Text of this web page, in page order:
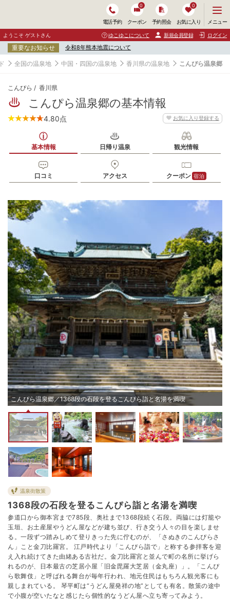
電話予約 クーポン
0
予約照会 お気に入り
0
ニ
ュ
ー
開
く
メニュー
ようこそ ゲストさん ゆこゆこについて 新規会員登録 ログイン
重要なお知らせ 令和8年熊本地震について
全国の温泉地 中国・四国の温泉地 香川県の温泉地 こんぴら温泉郷
こんぴら 香川県
こんぴら温泉郷の基本情報
お気に入り登録する
4.80点
基本情報 日帰り温泉 観光情報
口コミ アクセス クーポン 宿泊
こんぴら温泉郷／1368段の石段を登るこんぴら詣と名湯を満喫
温泉街散策
1368段の石段を登るこんぴら詣と名湯を満喫
参道口から御本宮まで785段、奥社まで1368段続く石段。両脇には灯籠や
玉垣、お土産屋やうどん屋などが建ち並び、行き交う人々の目を楽しませ
る。一段ずつ踏みしめて登りきった先に佇むのが、「さぬきのこんぴらさ
ん」こと金刀比羅宮。 江戸時代より「こんぴら詣で」と称する参拝客を迎
え入れ続けてきた由緒ある古社だ。金刀比羅宮と並んで町の名所に挙げら
れるのが、日本最古の芝居小屋「旧金毘羅大芝居（金丸座）」。「こんぴ
ら歌舞伎」と呼ばれる舞台が毎年行われ、地元住民はもちろん観光客にも
親しまれている。 琴平町は“うどん屋発祥の地”としても有名。散策の途中
で小腹が空いたなと感じたら個性的なうどん屋へ立ち寄ってみよう。